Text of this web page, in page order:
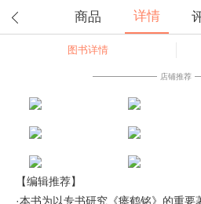
商品 详情
图书详情
店铺推荐
【编辑推荐】
·本书为以专书研究《瘗鹤铭》的重要